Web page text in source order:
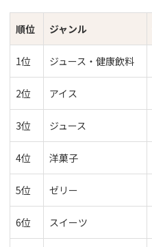
順位 ジャンル
1位 ジュース・健康飲料
2位 アイス
3位 ジュース
4位 洋菓子
5位 ゼリー
6位 スイーツ